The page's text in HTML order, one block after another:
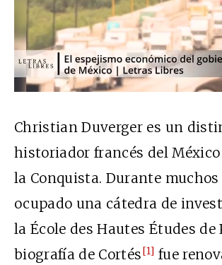
Christian Duverger es un
historiador francés del
la Conquista. Durante muchos
ocupado una cátedra de
la École des Hautes Études de
biografía de Cortés[1] fue